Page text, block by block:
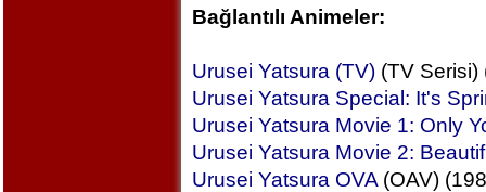
Bağlantılı Animeler:
Urusei Yatsura (TV)(TV Serisi)
Urusei Yatsura Special: It's
Urusei Yatsura Movie 1: Only
Urusei Yatsura Movie 2:
Urusei Yatsura OVA(OAV)